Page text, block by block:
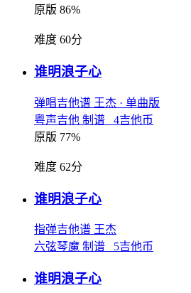
原版 86%
难度 60分
谁明浪子心
弹唱吉他谱 王杰 · 单曲版
粤声吉他 制谱 4吉他币
原版 77%
难度 62分
谁明浪子心
指弹吉他谱 王杰
六弦琴魔 制谱 5吉他币
谁明浪子心